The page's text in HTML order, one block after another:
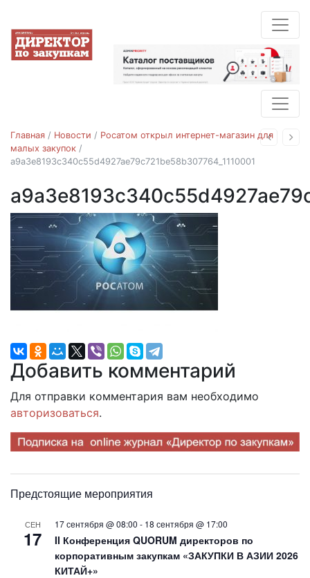
Назад
Главная / Новости / Росатом открыл интернет-магазин для
малых закупок /
a9a3e8193c340c55d4927ae79c721be58b307764_1110001
Добавить комментарий
Для отправки комментария вам необходимо
авторизоваться.
Предстоящие мероприятия
СЕН
17
17 сентября @ 08:00 - 18 сентября @ 17:00
II Конференция QUORUM директоров по
корпоративным закупкам «ЗАКУПКИ В АЗИИ 2026
КИТАЙ+»